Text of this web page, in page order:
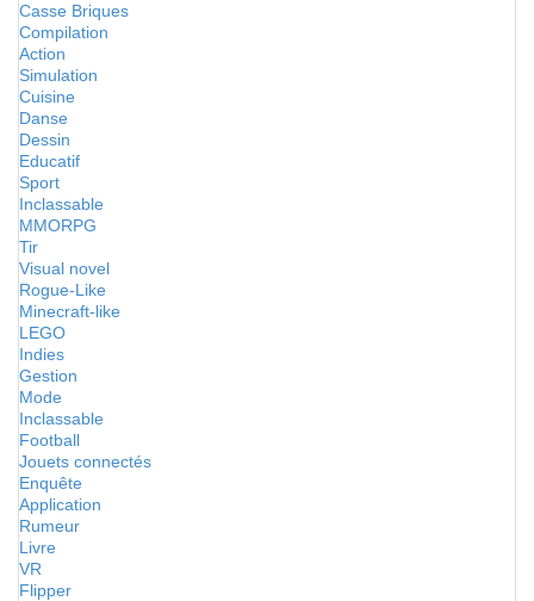
Casse Briques
Compilation
Action
Simulation
Cuisine
Danse
Dessin
Educatif
Sport
Inclassable
MMORPG
Tir
Visual novel
Rogue-Like
Minecraft-like
LEGO
Indies
Gestion
Mode
Inclassable
Football
Jouets connectés
Enquête
Application
Rumeur
Livre
VR
Flipper